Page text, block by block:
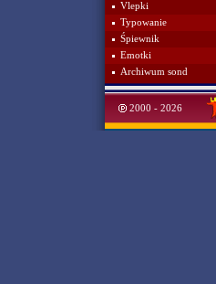
Vlepki
Typowanie
Śpiewnik
Emotki
Archiwum sond
2000 - 2026